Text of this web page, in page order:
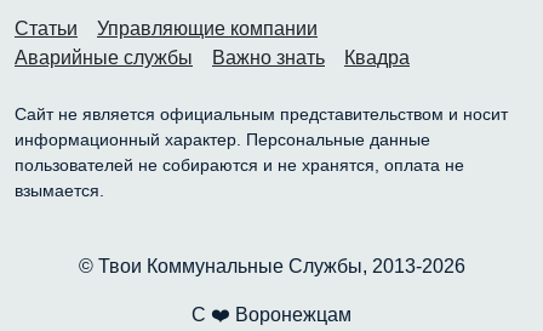
Статьи
Управляющие компании
Аварийные службы
Важно знать Квадра
Сайт не является официальным представительством и носит
информационный характер. Персональные данные
пользователей не собираются и не хранятся, оплата не
взымается.
© Твои Коммунальные Службы, 2013-2026
С ❤️ Воронежцам